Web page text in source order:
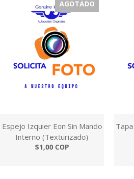
AGOTADO
Espejo Izquier Eon Sin Mando
Interno (Texturizado)
$1,00 COP